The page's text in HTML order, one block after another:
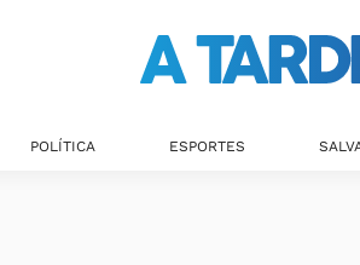
POLÍTICA ESPORTES